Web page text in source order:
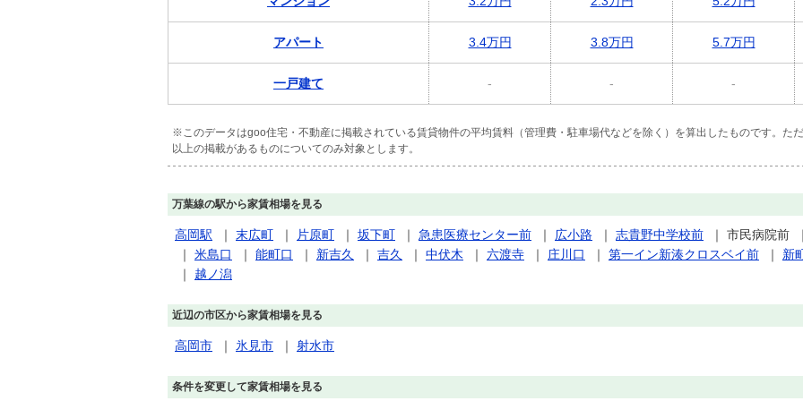
アパート 3.4万円 3.8万円 5.7万円
一戸建て - - -
※このデータはgoo住宅・不動産に掲載されている賃貸物件の平均賃料（管理費・駐車場代などを除く）を算出したものです。た
以上の掲載があるものについてのみ対象とします。
万葉線の駅から家賃相場を見る
高岡駅 ｜ 末広町 ｜ 片原町 ｜ 坂下町 ｜ 急患医療センター前 ｜ 広小路 ｜ 志貴野中学校前 ｜ 市民病院前
｜ 米島口 ｜ 能町口 ｜ 新吉久 ｜ 吉久 ｜ 中伏木 ｜ 六渡寺 ｜ 庄川口 ｜ 第一イン新湊クロスベイ前 ｜ 新
｜ 越ノ潟
近辺の市区から家賃相場を見る
高岡市 ｜ 氷見市 ｜ 射水市
条件を変更して家賃相場を見る